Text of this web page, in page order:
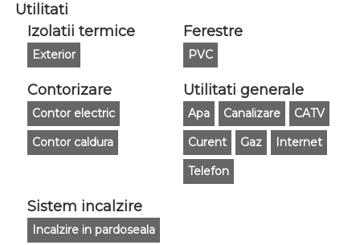
Utilitati
Izolatii termice
Exterior
Ferestre
PVC
Contorizare
Contor electric
Contor caldura
Utilitati generale
Apa Canalizare
CATV
Curent
Gaz
Internet
Telefon
Sistem incalzire
Incalzire in pardoseala